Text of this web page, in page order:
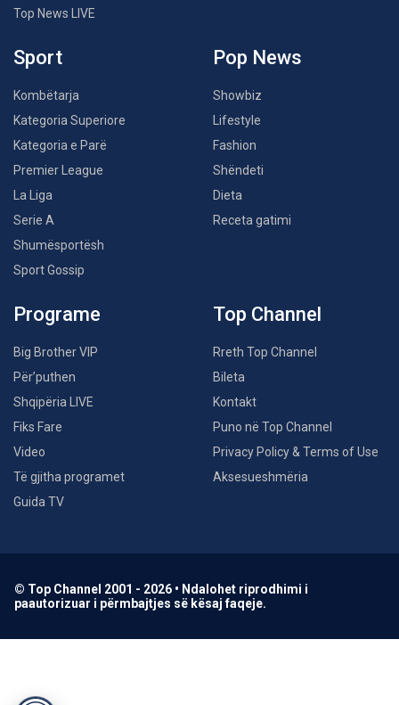
Top News LIVE
Sport
Kombëtarja
Kategoria Superiore
Kategoria e Parë
Premier League
La Liga
Serie A
Shumësportësh
Sport Gossip
Pop News
Showbiz
Lifestyle
Fashion
Shëndeti
Dieta
Receta gatimi
Programe
Big Brother VIP
Për’puthen
Shqipëria LIVE
Fiks Fare
Video
Të gjitha programet
Guida TV
Top Channel
Rreth Top Channel
Bileta
Kontakt
Puno në Top Channel
Privacy Policy & Terms of Use
Aksesueshmëria
© Top Channel 2001 - 2026 • Ndalohet riprodhimi i
paautorizuar i përmbajtjes së kësaj faqeje.